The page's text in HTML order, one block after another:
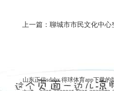
上一篇：聊城市市民文化中
山东正信sdzhx 得球体育app下载